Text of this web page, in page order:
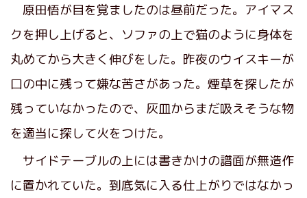
原田悟が目を覚ましたのは昼前だった。アイマス
クを押し上げると、ソファの上で猫のように身体を
丸めてから大きく伸びをした。昨夜のウイスキーが
口の中に残って嫌な苦さがあった。煙草を探したが
残っていなかったので、灰皿からまだ吸えそうな物
を適当に探して火をつけた。
サイドテーブルの上には書きかけの譜面が無造作
に置かれていた。到底気に入る仕上がりではなかっ